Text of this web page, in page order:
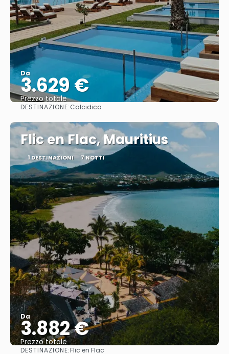
Da
3.629 €
Prezzo totale
DESTINAZIONE:Calcidica
Flic en Flac, Mauritius
1 DESTINAZIONI 7 NOTTI
Da
3.882 €
Prezzo totale
DESTINAZIONE:Flic en Flac